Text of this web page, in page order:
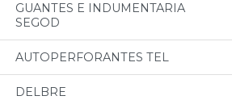
GUANTES E INDUMENTARIA
SEGOD
AUTOPERFORANTES TEL
DELBRE